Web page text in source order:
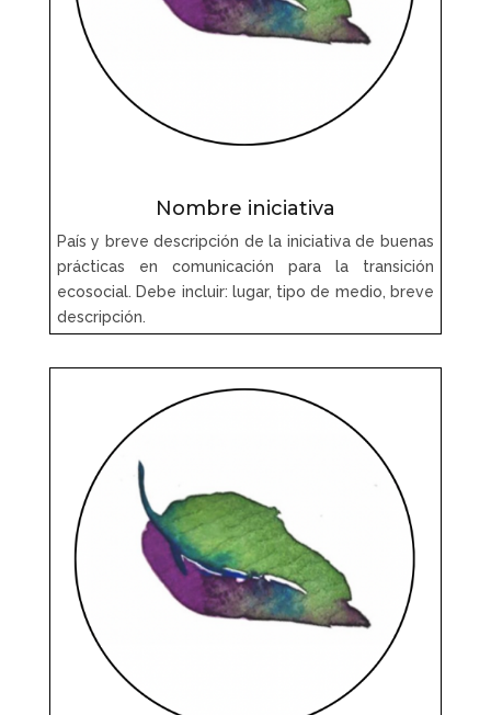
Nombre iniciativa
País y breve descripción de la iniciativa de buenas
prácticas en comunicación para la transición
ecosocial. Debe incluir: lugar, tipo de medio, breve
descripción.